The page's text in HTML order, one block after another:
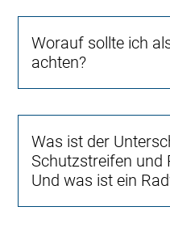
Worauf sollte ich
achten?
Was ist der
Schutzstreifen und
Und was ist ein